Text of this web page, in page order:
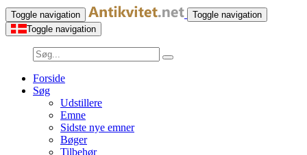
Toggle navigation
Toggle navigation
Toggle navigation
Forside
Søg
Udstillere
Emne
Sidste nye emner
Bøger
Tilbehør